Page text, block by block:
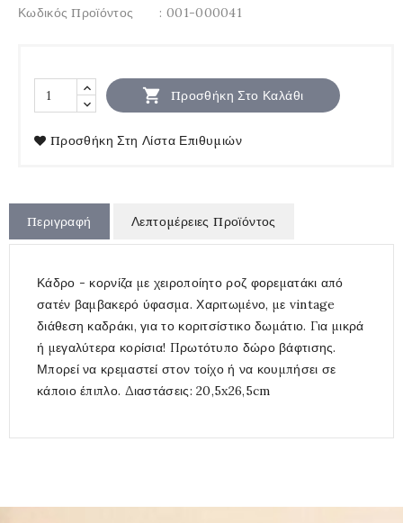
Κωδικός Προϊόντος
: 001-000041
 Προσθήκη Στο Καλάθι
Προσθήκη Στη Λίστα Επιθυμιών
Περιγραφή Λεπτομέρειες Προϊόντος
Κάδρο - κορνίζα με χειροποίητο ροζ φορεματάκι από
σατέν βαμβακερό ύφασμα. Χαριτωμένο, με vintage
διάθεση καδράκι, για το κοριτσίστικο δωμάτιο. Για μικρά
ή μεγαλύτερα κορίσια! Πρωτότυπο δώρο βάφτισης.
Μπορεί να κρεμαστεί στον τοίχο ή να κουμπήσει σε
κάποιο έπιπλο. Διαστάσεις: 20,5x26,5cm